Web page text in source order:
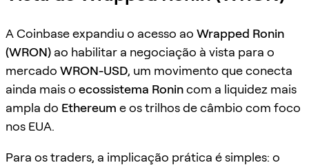
A Coinbase expandiu o acesso ao Wrapped Ronin
(WRON) ao habilitar a negociação à vista para o
mercado WRON-USD, um movimento que conecta
ainda mais o ecossistema Ronincom a liquidez mais
ampla do Ethereum e os trilhos de câmbio com foco
nos EUA.
Para os traders, a implicação prática é simples: o